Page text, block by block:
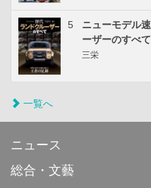
5
ニューモデル
ーザーのすべて
三栄
一覧へ
ニュース
総合・文藝